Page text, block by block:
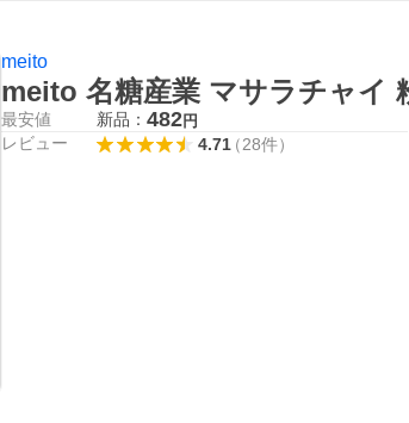
meito
meito 名糖産業 マサラチャイ
最安値 新品： 482円
レビュー 4.71（28件）